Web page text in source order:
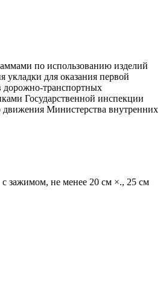
по использованию изделий
укладки для оказания первой
транспортных
Государственной инспекции
движения Министерства внутренних
зажимом, не менее 20 см ×., 25 см